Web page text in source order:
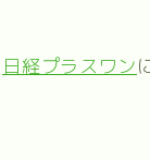
日経プラスワン